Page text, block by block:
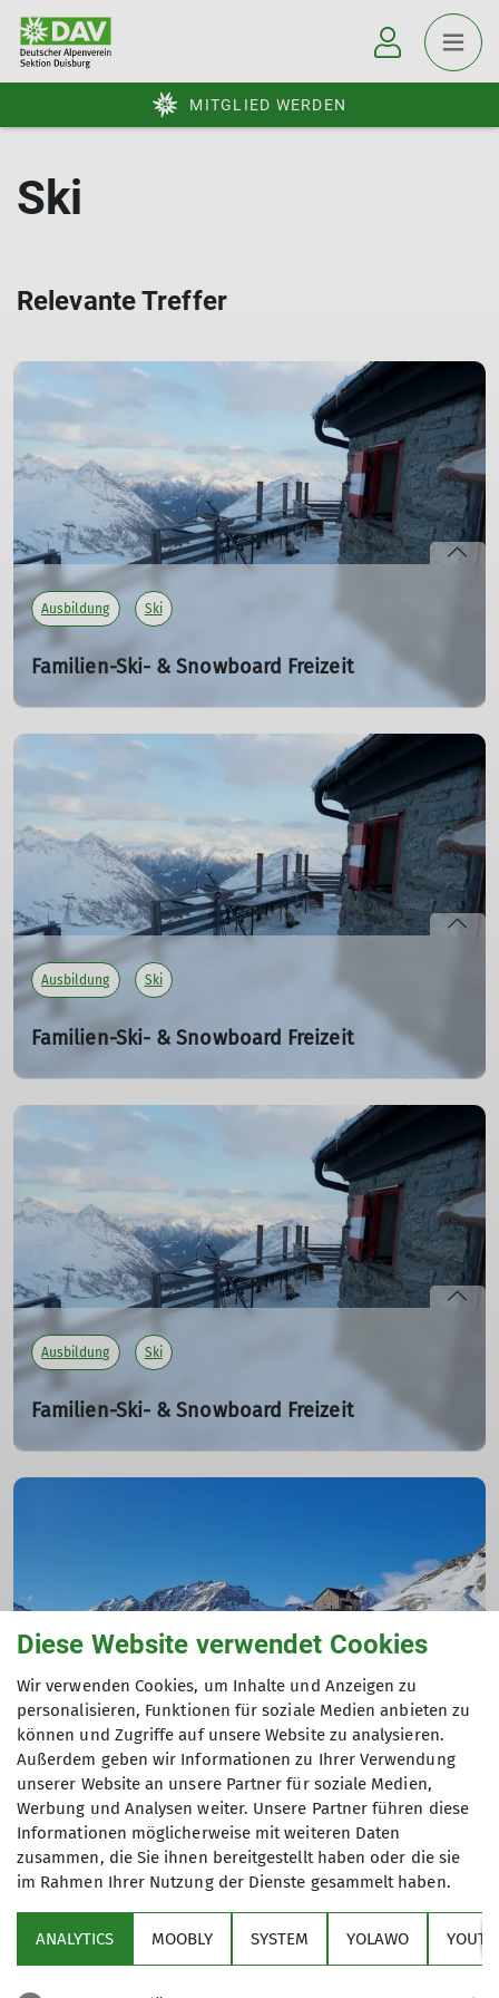
MITGLIED WERDEN
Ski
Relevante Treffer
Ausbildung Ski
Familien-Ski- & Snowboard Freizeit
In den Osterferien mit der Familie zu unserer
traumhaften Duisburger Hütte auf dem Mölltaler
Gletscher! Skiunterricht auf unterschiedlichen Skipisten
ist inklusive.
05.04. - 11.04.2025
mehr erfahren
Ausbildung Ski
Familien-Ski- & Snowboard Freizeit
Eine Woche mit 4 Tagen Ski- und Snowboardkurs
In den Osterferien mit der Familie zu unserer
traumhaften Duisburger Hütte auf dem Mölltaler
Gletscher! Skiunterricht auf unterschiedlichen Skipisten
ist inklusive.
29.03. - 04.04.2025
mehr erfahren
Ausbildung Ski
Familien-Ski- & Snowboard Freizeit
mehr erfahren
Ausbildung Ski
Eine Woche Duisburger Hütte mit vier Tagen
Skikurs
Sa. 24.01.2026 - Sa. 31.01.2026
Auch im nächsten Jahr führen wir wieder eine
Ausbildungsfahrt mit eigenen Skilehrern auf unserer
täglich drei bis vier Stunden Skiunterricht auf
Sektion
Diese Website verwendet Cookies
Wir verwenden Cookies, um Inhalte und Anzeigen zu
personalisieren, Funktionen für soziale Medien anbieten zu
können und Zugriffe auf unsere Website zu analysieren.
Außerdem geben wir Informationen zu Ihrer Verwendung
unserer Website an unsere Partner für soziale Medien,
Werbung und Analysen weiter. Unsere Partner führen diese
Informationen möglicherweise mit weiteren Daten
zusammen, die Sie ihnen bereitgestellt haben oder die sie
im Rahmen Ihrer Nutzung der Dienste gesammelt haben.
ANALYTICS MOOBLY SYSTEM YOLAWO